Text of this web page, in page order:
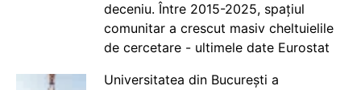
deceniu. Între 2015-2025, spațiul
comunitar a crescut masiv cheltuielile
de cercetare - ultimele date Eurostat
Universitatea din București a